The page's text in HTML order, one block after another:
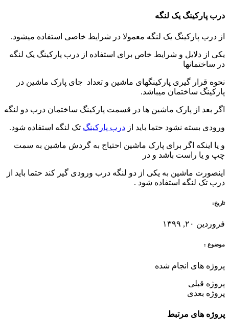
درب پارکینگ یک لنگه
از درب پارکینگ یک لنگه معمولا در شرایط خاصی استفاده میشود.
یکی از دلایل و شرایط خاص برای استفاده از درب پارکینگ یک لنگه
در ساختمانها
نحوه قرار گیری پارکینگهای ماشین و تعداد جای پارک ماشین در
پارکینگ ساختمان میباشد.
اگر بعد از پارک ماشین ها در قسمت پارکینگ ساختمان درب دو لنگه
ورودی بسته نشود حتما باید از درب پارکینگ تک لنگه استفاده شود.
و یا اینکه اگر برای پارک ماشین احتیاج به گردش ماشین به سمت
چپ و یا راست باشد و در
اینصورت ماشین به یکی از دو لنگه درب ورودی گیر کند حتما باید از
درب تک لنگه استفاده شود .
تاریخ:
فروردین ۲۰, ۱۳۹۹
موضوع :
پروژه های انجام شده
پروژه قبلی
پروژه بعدی
پروژه های مرتبط